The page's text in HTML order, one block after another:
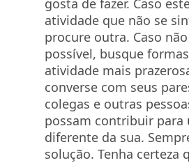
gosta de fazer. Caso
atividade que não se
procure outra. Caso
possível, busque
atividade mais
converse com seus
colegas e outras
possam contribuir para
diferente da sua.
solução. Tenha certeza